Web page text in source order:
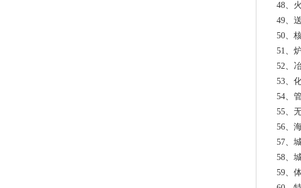
48、
49、
50、
51、
52、
53、
54、
55、
56、
57、
58、
59、